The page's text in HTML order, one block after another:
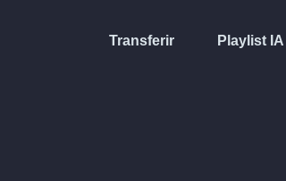
Transferir Playlist IA